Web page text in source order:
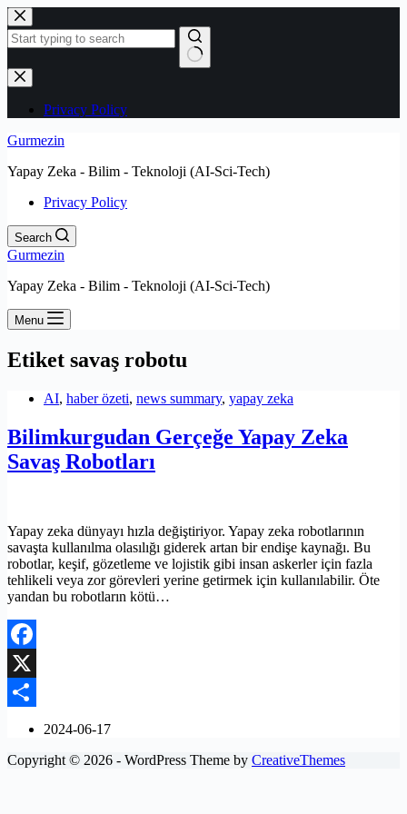
Skip
to
content
No
results
Privacy Policy
Gurmezin
Yapay Zeka - Bilim - Teknoloji (AI-Sci-Tech)
Privacy Policy
Search
Gurmezin
Yapay Zeka - Bilim - Teknoloji (AI-Sci-Tech)
Menu
Etiket savaş robotu
AI, haber özeti, news summary, yapay zeka
Bilimkurgudan Gerçeğe Yapay Zeka
Savaş Robotları
Yapay zeka dünyayı hızla değiştiriyor. Yapay zeka robotlarının
savaşta kullanılma olasılığı giderek artan bir endişe kaynağı. Bu
robotlar, keşif, gözetleme ve lojistik gibi insan askerler için fazla
tehlikeli veya zor görevleri yerine getirmek için kullanılabilir. Öte
yandan bu robotların kötü…
Facebook
X
2024-06-17
Copyright © 2026 - WordPress Theme by CreativeThemes